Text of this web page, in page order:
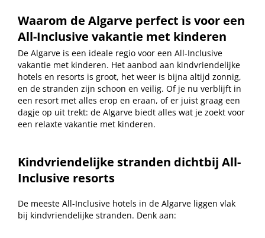
Waarom de Algarve perfect is voor een
All-Inclusive vakantie met kinderen
De Algarve is een ideale regio voor een All-Inclusive
vakantie met kinderen. Het aanbod aan kindvriendelijke
hotels en resorts is groot, het weer is bijna altijd zonnig,
en de stranden zijn schoon en veilig. Of je nu verblijft in
een resort met alles erop en eraan, of er juist graag een
dagje op uit trekt: de Algarve biedt alles wat je zoekt voor
een relaxte vakantie met kinderen.
Kindvriendelijke stranden dichtbij All-
Inclusive resorts
De meeste All-Inclusive hotels in de Algarve liggen vlak
bij kindvriendelijke stranden. Denk aan: